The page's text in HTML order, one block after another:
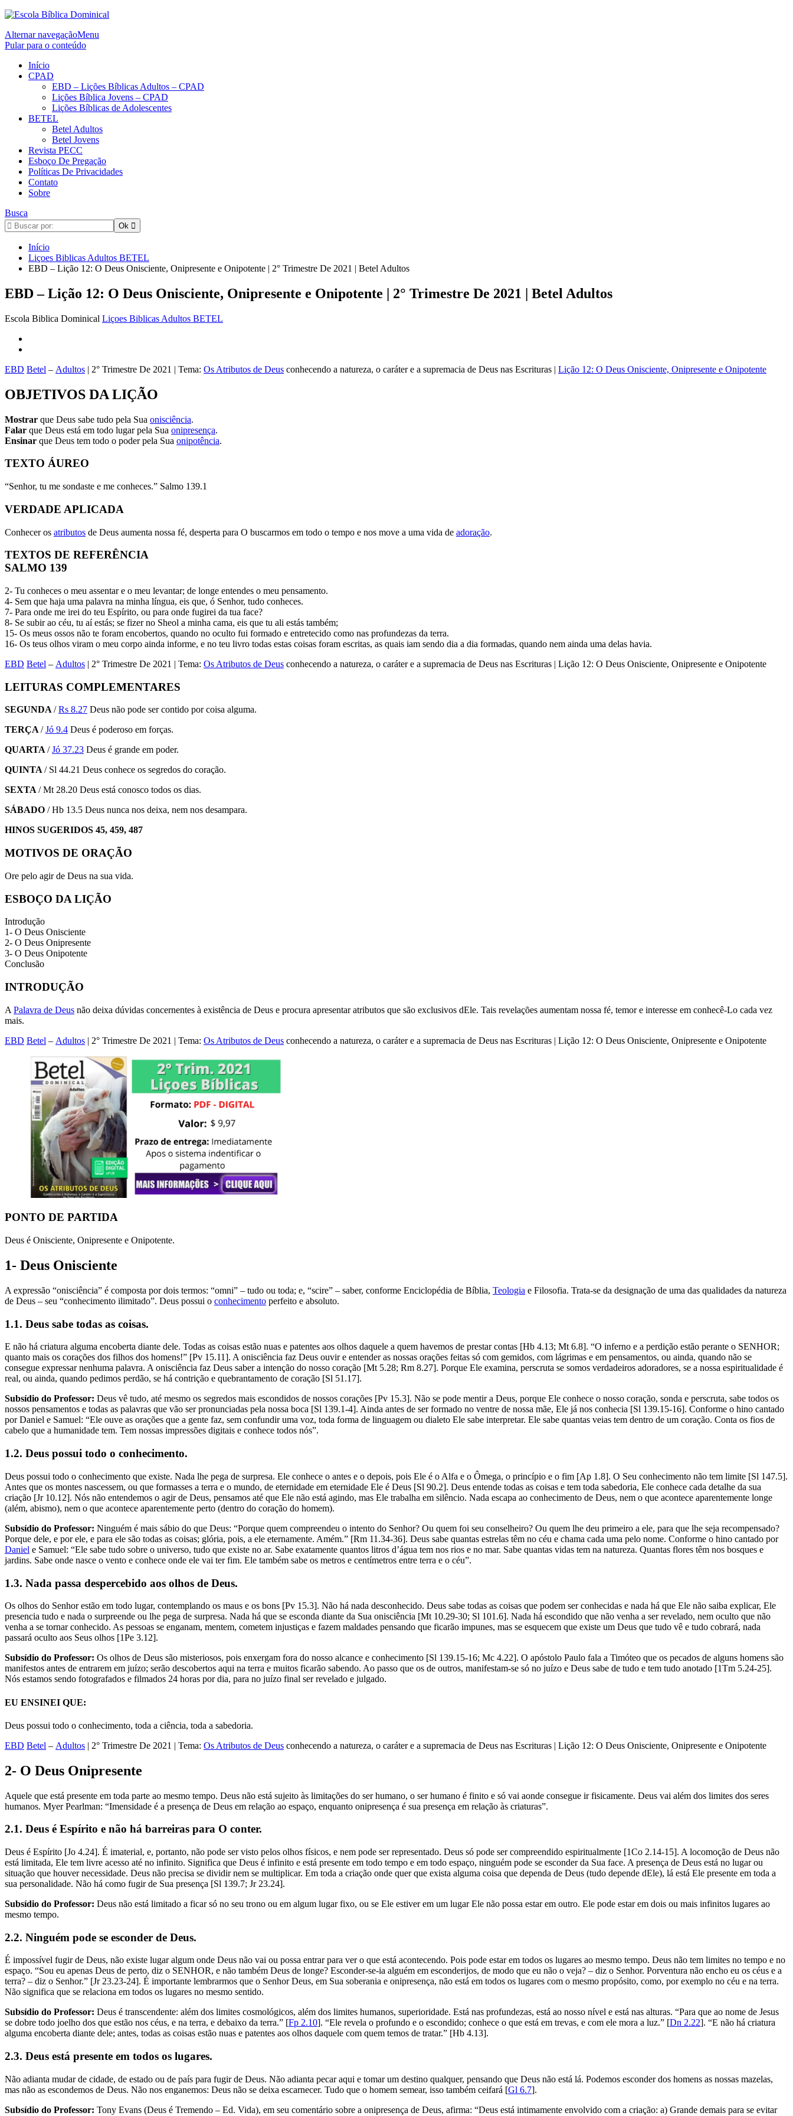
Alternar navegaçãoMenu
Pular para o conteúdo
Início
CPAD
EBD – Lições Bíblicas Adultos – CPAD
Lições Bíblica Jovens – CPAD
Lições Bíblicas de Adolescentes
BETEL
Betel Adultos
Betel Jovens
Revista PECC
Esboço De Pregação
Políticas De Privacidades
Contato
Sobre
Busca
Início
Liçoes Biblicas Adultos BETEL
EBD – Lição 12: O Deus Onisciente, Onipresente e Onipotente | 2° Trimestre De 2021 | Betel Adultos
EBD – Lição 12: O Deus Onisciente, Onipresente e Onipotente | 2° Trimestre De 2021 | Betel Adultos
Escola Biblica Dominical Liçoes Biblicas Adultos BETEL
EBD Betel – Adultos | 2° Trimestre De 2021 | Tema: Os Atributos de Deus conhecendo a natureza, o caráter e a supremacia de Deus nas Escrituras | Lição 12: O Deus Onisciente, Onipresente e Onipotente
OBJETIVOS DA LIÇÃO
Mostrar que Deus sabe tudo pela Sua onisciência.
Falar que Deus está em todo lugar pela Sua onipresença.
Ensinar que Deus tem todo o poder pela Sua onipotência.
TEXTO ÁUREO
“Senhor, tu me sondaste e me conheces.” Salmo 139.1
VERDADE APLICADA
Conhecer os atributos de Deus aumenta nossa fé, desperta para O buscarmos em todo o tempo e nos move a uma vida de adoração.
TEXTOS DE REFERÊNCIA
SALMO 139
2- Tu conheces o meu assentar e o meu levantar; de longe entendes o meu pensamento.
4- Sem que haja uma palavra na minha língua, eis que, ó Senhor, tudo conheces.
7- Para onde me irei do teu Espírito, ou para onde fugirei da tua face?
8- Se subir ao céu, tu aí estás; se fizer no Sheol a minha cama, eis que tu ali estás também;
15- Os meus ossos não te foram encobertos, quando no oculto fui formado e entretecido como nas profundezas da terra.
16- Os teus olhos viram o meu corpo ainda informe, e no teu livro todas estas coisas foram escritas, as quais iam sendo dia a dia formadas, quando nem ainda uma delas havia.
EBD Betel – Adultos | 2° Trimestre De 2021 | Tema: Os Atributos de Deus conhecendo a natureza, o caráter e a supremacia de Deus nas Escrituras | Lição 12: O Deus Onisciente, Onipresente e Onipotente
LEITURAS COMPLEMENTARES
SEGUNDA /Rs 8.27 Deus não pode ser contido por coisa alguma.
TERÇA /Jó 9.4 Deus é poderoso em forças.
QUARTA /Jó 37.23 Deus é grande em poder.
QUINTA / Sl 44.21 Deus conhece os segredos do coração.
SEXTA / Mt 28.20 Deus está conosco todos os dias.
SÁBADO / Hb 13.5 Deus nunca nos deixa, nem nos desampara.
HINOS SUGERIDOS 45, 459, 487
MOTIVOS DE ORAÇÃO
Ore pelo agir de Deus na sua vida.
ESBOÇO DA LIÇÃO
Introdução
1- O Deus Onisciente
2- O Deus Onipresente
3- O Deus Onipotente
Conclusão
INTRODUÇÃO
A Palavra de Deus não deixa dúvidas concernentes à existência de Deus e procura apresentar atributos que são exclusivos dEle. Tais revelações aumentam nossa fé, temor e interesse em conhecê-Lo cada vez
mais.
EBD Betel – Adultos | 2° Trimestre De 2021 | Tema: Os Atributos de Deus conhecendo a natureza, o caráter e a supremacia de Deus nas Escrituras | Lição 12: O Deus Onisciente, Onipresente e Onipotente
PONTO DE PARTIDA
Deus é Onisciente, Onipresente e Onipotente.
1- Deus Onisciente
A expressão “onisciência” é composta por dois termos: “omni” – tudo ou toda; e, “scire” – saber, conforme Enciclopédia de Bíblia, Teologia e Filosofia. Trata-se da designação de uma das qualidades da natureza
de Deus – seu “conhecimento ilimitado”. Deus possui o conhecimento perfeito e absoluto.
1.1. Deus sabe todas as coisas.
E não há criatura alguma encoberta diante dele. Todas as coisas estão nuas e patentes aos olhos daquele a quem havemos de prestar contas [Hb 4.13; Mt 6.8]. “O inferno e a perdição estão perante o SENHOR;
quanto mais os corações dos filhos dos homens!” [Pv 15.11]. A onisciência faz Deus ouvir e entender as nossas orações feitas só com gemidos, com lágrimas e em pensamentos, ou ainda, quando não se
consegue expressar nenhuma palavra. A onisciência faz Deus saber a intenção do nosso coração [Mt 5.28; Rm 8.27]. Porque Ele examina, perscruta se somos verdadeiros adoradores, se a nossa espiritualidade é
real, ou ainda, quando pedimos perdão, se há contrição e quebrantamento de coração [Sl 51.17].
Subsídio do Professor: Deus vê tudo, até mesmo os segredos mais escondidos de nossos corações [Pv 15.3]. Não se pode mentir a Deus, porque Ele conhece o nosso coração, sonda e perscruta, sabe todos os
nossos pensamentos e todas as palavras que vão ser pronunciadas pela nossa boca [Sl 139.1-4]. Ainda antes de ser formado no ventre de nossa mãe, Ele já nos conhecia [Sl 139.15-16]. Conforme o hino cantado
por Daniel e Samuel: “Ele ouve as orações que a gente faz, sem confundir uma voz, toda forma de linguagem ou dialeto Ele sabe interpretar. Ele sabe quantas veias tem dentro de um coração. Conta os fios de
cabelo que a humanidade tem. Tem nossas impressões digitais e conhece todos nós”.
1.2. Deus possui todo o conhecimento.
Deus possui todo o conhecimento que existe. Nada lhe pega de surpresa. Ele conhece o antes e o depois, pois Ele é o Alfa e o Ômega, o princípio e o fim [Ap 1.8]. O Seu conhecimento não tem limite [Sl 147.5].
Antes que os montes nascessem, ou que formasses a terra e o mundo, de eternidade em eternidade Ele é Deus [Sl 90.2]. Deus entende todas as coisas e tem toda sabedoria, Ele conhece cada detalhe da sua
criação [Jr 10.12]. Nós não entendemos o agir de Deus, pensamos até que Ele não está agindo, mas Ele trabalha em silêncio. Nada escapa ao conhecimento de Deus, nem o que acontece aparentemente longe
(além, abismo), nem o que acontece aparentemente perto (dentro do coração do homem).
Subsídio do Professor: Ninguém é mais sábio do que Deus: “Porque quem compreendeu o intento do Senhor? Ou quem foi seu conselheiro? Ou quem lhe deu primeiro a ele, para que lhe seja recompensado?
Porque dele, e por ele, e para ele são todas as coisas; glória, pois, a ele eternamente. Amém.” [Rm 11.34-36]. Deus sabe quantas estrelas têm no céu e chama cada uma pelo nome. Conforme o hino cantado por
Daniel e Samuel: “Ele sabe tudo sobre o universo, tudo que existe no ar. Sabe exatamente quantos litros d’água tem nos rios e no mar. Sabe quantas vidas tem na natureza. Quantas flores têm nos bosques e
jardins. Sabe onde nasce o vento e conhece onde ele vai ter fim. Ele também sabe os metros e centímetros entre terra e o céu”.
1.3. Nada passa despercebido aos olhos de Deus.
Os olhos do Senhor estão em todo lugar, contemplando os maus e os bons [Pv 15.3]. Não há nada desconhecido. Deus sabe todas as coisas que podem ser conhecidas e nada há que Ele não saiba explicar, Ele
presencia tudo e nada o surpreende ou lhe pega de surpresa. Nada há que se esconda diante da Sua onisciência [Mt 10.29-30; Sl 101.6]. Nada há escondido que não venha a ser revelado, nem oculto que não
venha a se tornar conhecido. As pessoas se enganam, mentem, cometem injustiças e fazem maldades pensando que ficarão impunes, mas se esquecem que existe um Deus que tudo vê e tudo cobrará, nada
passará oculto aos Seus olhos [1Pe 3.12].
Subsídio do Professor: Os olhos de Deus são misteriosos, pois enxergam fora do nosso alcance e conhecimento [Sl 139.15-16; Mc 4.22]. O apóstolo Paulo fala a Timóteo que os pecados de alguns homens são
manifestos antes de entrarem em juízo; serão descobertos aqui na terra e muitos ficarão sabendo. Ao passo que os de outros, manifestam-se só no juízo e Deus sabe de tudo e tem tudo anotado [1Tm 5.24-25].
Nós estamos sendo fotografados e filmados 24 horas por dia, para no juízo final ser revelado e julgado.
EU ENSINEI QUE:
Deus possui todo o conhecimento, toda a ciência, toda a sabedoria.
EBD Betel – Adultos | 2° Trimestre De 2021 | Tema: Os Atributos de Deus conhecendo a natureza, o caráter e a supremacia de Deus nas Escrituras | Lição 12: O Deus Onisciente, Onipresente e Onipotente
2- O Deus Onipresente
Aquele que está presente em toda parte ao mesmo tempo. Deus não está sujeito às limitações do ser humano, o ser humano é finito e só vai aonde consegue ir fisicamente. Deus vai além dos limites dos seres
humanos. Myer Pearlman: “Imensidade é a presença de Deus em relação ao espaço, enquanto onipresença é sua presença em relação às criaturas”.
2.1. Deus é Espírito e não há barreiras para O conter.
Deus é Espírito [Jo 4.24]. É imaterial, e, portanto, não pode ser visto pelos olhos físicos, e nem pode ser representado. Deus só pode ser compreendido espiritualmente [1Co 2.14-15]. A locomoção de Deus não
está limitada, Ele tem livre acesso até no infinito. Significa que Deus é infinito e está presente em todo tempo e em todo espaço, ninguém pode se esconder da Sua face. A presença de Deus está no lugar ou
situação que houver necessidade. Deus não precisa se dividir nem se multiplicar. Em toda a criação onde quer que exista alguma coisa que dependa de Deus (tudo depende dEle), lá está Ele presente em toda a
sua personalidade. Não há como fugir de Sua presença [Sl 139.7; Jr 23.24].
Subsídio do Professor: Deus não está limitado a ficar só no seu trono ou em algum lugar fixo, ou se Ele estiver em um lugar Ele não possa estar em outro. Ele pode estar em dois ou mais infinitos lugares ao
mesmo tempo.
2.2. Ninguém pode se esconder de Deus.
É impossível fugir de Deus, não existe lugar algum onde Deus não vai ou possa entrar para ver o que está acontecendo. Pois pode estar em todos os lugares ao mesmo tempo. Deus não tem limites no tempo e no
espaço. “Sou eu apenas Deus de perto, diz o SENHOR, e não também Deus de longe? Esconder-se-ia alguém em esconderijos, de modo que eu não o veja? – diz o Senhor. Porventura não encho eu os céus e a
terra? – diz o Senhor.” [Jr 23.23-24]. É importante lembrarmos que o Senhor Deus, em Sua soberania e onipresença, não está em todos os lugares com o mesmo propósito, como, por exemplo no céu e na terra.
Não significa que se relaciona em todos os lugares no mesmo sentido.
Subsídio do Professor: Deus é transcendente: além dos limites cosmológicos, além dos limites humanos, superioridade. Está nas profundezas, está ao nosso nível e está nas alturas. “Para que ao nome de Jesus
se dobre todo joelho dos que estão nos céus, e na terra, e debaixo da terra.” [Fp 2.10]. “Ele revela o profundo e o escondido; conhece o que está em trevas, e com ele mora a luz.” [Dn 2.22]. “E não há criatura
alguma encoberta diante dele; antes, todas as coisas estão nuas e patentes aos olhos daquele com quem temos de tratar.” [Hb 4.13].
2.3. Deus está presente em todos os lugares.
Não adianta mudar de cidade, de estado ou de país para fugir de Deus. Não adianta pecar aqui e tomar um destino qualquer, pensando que Deus não está lá. Podemos esconder dos homens as nossas mazelas,
mas não as escondemos de Deus. Não nos enganemos: Deus não se deixa escarnecer. Tudo que o homem semear, isso também ceifará [Gl 6.7].
Subsídio do Professor: Tony Evans (Deus é Tremendo – Ed. Vida), em seu comentário sobre a onipresença de Deus, afirma: “Deus está intimamente envolvido com a criação: a) Grande demais para se evitar